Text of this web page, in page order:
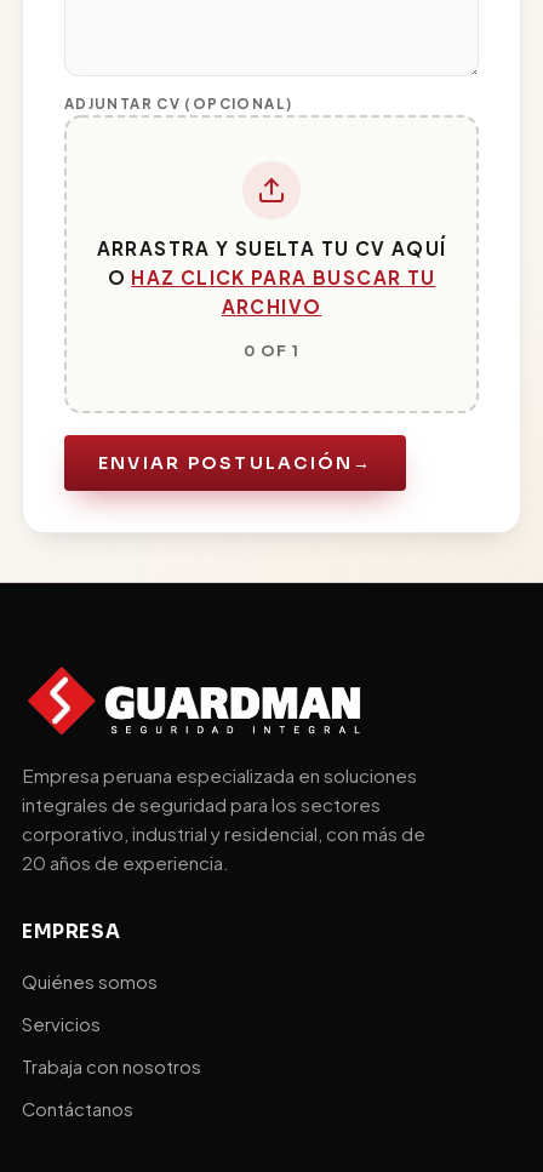
ADJUNTAR CV (OPCIONAL)
ARRASTRA Y SUELTA TU CV AQUÍ
O HAZ CLICK PARA BUSCAR TU
ARCHIVO
0 OF 1
ENVIAR POSTULACIÓN →
Empresa peruana especializada en soluciones
integrales de seguridad para los sectores
corporativo, industrial y residencial, con más de
20 años de experiencia.
EMPRESA
Quiénes somos
Servicios
Trabaja con nosotros
Contáctanos